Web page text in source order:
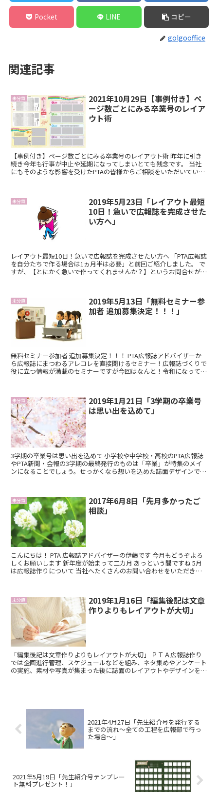
Pocket LINE コピー
golgooffice
関連記事
未分類
2021年10月29日【事例付き】ペ
ージ数ごとにみる卒業号のレイア
ウト術
【事例付き】ページ数ごとにみる卒業号のレイアウト術 昨年に引き
続き今年も行事が中止や延期になってしまいとても残念です。 当社
にもそのような影響を受けたPTAの皆様からご相談をいただいていま
未分類
2019年5月23日「レイアウト最短
10日！急いで広報誌を完成させた
い方へ」
レイアウト最短10日！急いで広報誌を完成させたい方へ 「PTA広報誌
を自分たちで作る場合は1ヵ月半は必要」と前回ご紹介しました。 で
すが、【とにかく急いで作ってくれませんか？】というお問合せがこ
未分類
2019年5月13日「無料セミナー参
加者 追加募集決定！！！」
無料セミナー参加者 追加募集決定！！！ PTA広報誌アドバイザーか
ら広報誌にまつわるアレコレを直接聞けるセミナー！広報誌づくりで
役に立つ情報が満載のセミナーですが今回はなんと！令和になって最
未分類
2019年1月21日「3学期の卒業号
は思い出を込めて」
3学期の卒業号は思い出を込めて 小学校や中学校・高校のPTA広報誌
やPTA新聞・会報の3学期の最終発行のものは「卒業」が特集のメイ
ンになることでしょう。せっかくなら想いを込めた誌面デザインで卒
未分類
2017年6月8日「先月多かったご
相談」
こんにちは！ PTA 広報誌アドバイザーの伊藤です 今月もどうぞよろ
しくお願いします 新年度が始まって二カ月 あっという間ですね 5月
は広報誌作りについて 当社へたくさんのお問い合わせをいただきま
未分類
2019年1月16日「編集後記は文章
作りよりもレイアウトが大切」
「編集後記は文章作りよりもレイアウトが大切」 ＰＴＡ広報誌作り
では企画進行管理、スケジュールなどを組み、ネタ集めやアンケート
の実施、素材や写真が集まった後に誌面のレイアウトやデザインを自
2021年4月27日「先生紹介号を発行する
までの流れ〜全ての工程を広報部で行っ
た場合〜」
2021年5月19日「先生紹介号テンプレー
ト無料プレゼント！」